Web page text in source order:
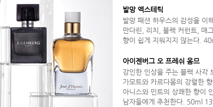
발망 엑스테틱
발망 패션 하우스의 감성을 이
만다린, 리치, 블랙 커런트, 매
향이 쉽게 지워지지 않는다.
아이젠버그 오 프레쉬 옴므
강인한 인상을 주는 블랙 사각
가모트와 카르다몸의 강렬한
아니스와 민트의 상쾌한 향이
남자들에게 추천한다. 50ml 13